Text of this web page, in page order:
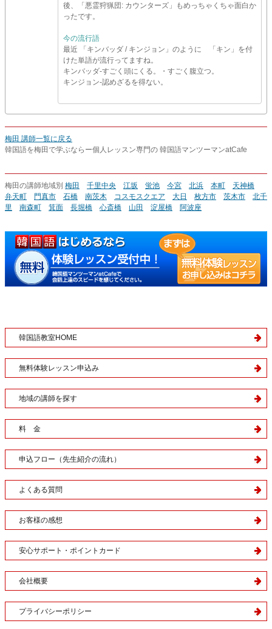
後、「悪霊狩猟団: カウンターズ」もめっちゃくちゃ面白か
ったです。
今の流行語
最近 「キンバッダ / キンジョン」のように 「キン」を付
けた単語が流行ってますね。
キンバッダ-すごく頭にくる。・すごく腹立つ。
キンジョン-認めざるを得ない。
梅田 講師一覧に戻る
韓国語を梅田で学ぶならー個人レッスン専門の 韓国語マンツーマンatCafe
梅田の講師地域別 梅田 千里中央 江坂 蛍池 今宮 北浜 本町
天神橋
弁天町
門真市 石橋 南茨木 コスモスクエア 大日 枚方市 茨木市
北千
里
南森町 箕面 長堀橋 心斎橋 山田 淀屋橋 阿波座
韓国語教室HOME
無料体験レッスン申込み
地域の講師を探す
料 金
申込フロー（先生紹介の流れ）
よくある質問
お客様の感想
安心サポート・ポイントカード
会社概要
プライバシーポリシー